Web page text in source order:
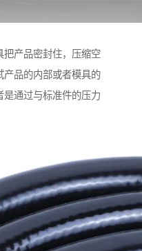
把产品密封住，压缩空
产品的内部或者模具的
是通过与标准件的压力